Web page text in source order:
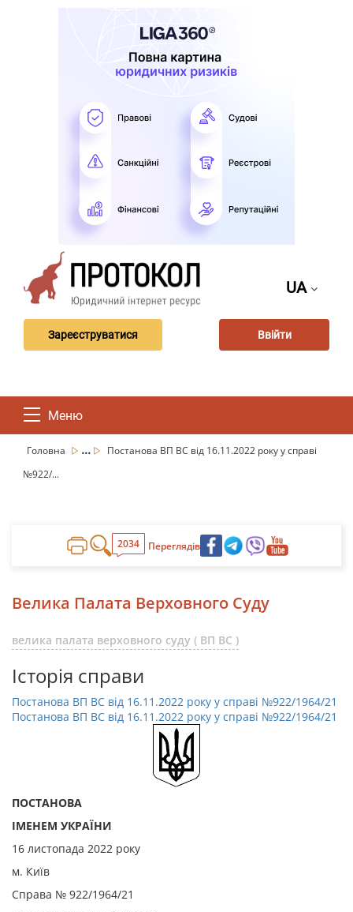
UA
Зареєструватися Ввійти
Меню
Головна ...
Постанова ВП ВС від 16.11.2022 року у справі
№922/...
2034 Переглядів
Велика Палата Верховного Суду
велика палата верховного суду ( ВП ВС )
Історія справи
Постанова ВП ВС від 16.11.2022 року у справі №922/1964/21
Постанова ВП ВС від 16.11.2022 року у справі №922/1964/21
ПОСТАНОВА
ІМЕНЕМ УКРАЇНИ
16 листопада 2022 року
м. Київ
Справа № 922/1964/21